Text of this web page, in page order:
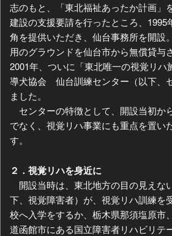
志のもと、「東北福祉あったか計画」
建設の支援要請を行ったところ、1995
角を提供いただき、仙台事務所を開設
用のグラウンドを仙台市から無償貸与
2001年、ついに「東北唯一の視覚リハ
導犬協会 仙台訓練センター（以下、
ました。
センターの特徴として、開設当初か
でなく、視覚リハ事業にも重点を置い
す。
２．視覚リハを身近に
開設当時は、東北地方の目の見えな
下、視覚障害者）が、視覚リハ訓練を
校へ入学をするか、栃木県那須塩原市
道函館市にある国立障害者リハビリテ